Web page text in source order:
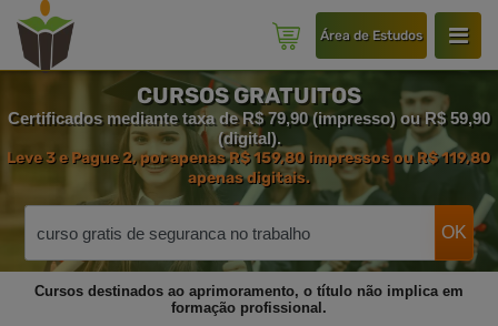
Área de Estudos
CURSOS GRATUITOS
Certificados mediante taxa de R$ 79,90 (impresso) ou R$ 59,90
(digital).
Leve 3 e Pague 2, por apenas R$ 159,80 impressos ou R$ 119,80
apenas digitais.
OK
Cursos destinados ao aprimoramento, o título não implica em
formação profissional.